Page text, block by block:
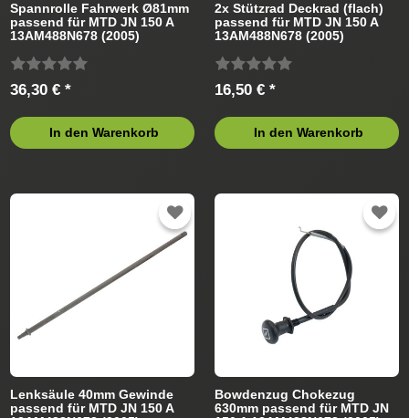
Spannrolle Fahrwerk Ø81mm
passend für MTD JN 150 A
13AM488N678 (2005)
36,30 € *
In den Warenkorb
2x Stützrad Deckrad (flach)
passend für MTD JN 150 A
13AM488N678 (2005)
16,50 € *
In den Warenkorb
Lenksäule 40mm Gewinde
passend für MTD JN 150 A
Bowdenzug Chokezug
630mm passend für MTD JN